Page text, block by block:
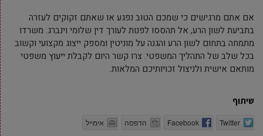
אם אתם מרגישים כי שמכם הטוב נפגע או שאתם זקוקים לעזרה
בתביעת לשון הרע, אל תהססו לפנות לעורך דין שלומי וינברג. משרדו
מתמחה בתחום לשון הרע והגנה על מוניטין ומספק ייצוג מקצועי וקשוב
בכל שלב של התהליך המשפטי. צרו קשר היום לקבלת ייעוץ משפטי
מותאם אישית ולניצול זכויותיכם המלאות.
שיתוף
Twitter
Facebook הדפסה אימייל